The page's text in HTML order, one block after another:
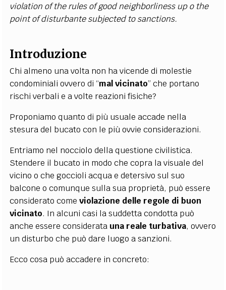
violation of the rules of good neighborliness up o the
point of disturbante subjected to sanctions.
Introduzione
Chi almeno una volta non ha vicende di molestie
condominiali ovvero di “mal vicinato” che portano
rischi verbali e a volte reazioni fisiche?
Proponiamo quanto di più usuale accade nella
stesura del bucato con le più ovvie considerazioni.
Entriamo nel nocciolo della questione civilistica.
Stendere il bucato in modo che copra la visuale del
vicino o che goccioli acqua e detersivo sul suo
balcone o comunque sulla sua proprietà, può essere
considerato comeviolazione delle regole di buon
vicinato. In alcuni casi la suddetta condotta può
anche essere considerata una reale turbativa, ovvero
un disturbo che può dare luogo a sanzioni.
Ecco cosa può accadere in concreto: